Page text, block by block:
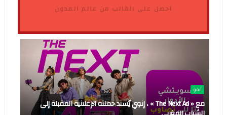
احصل على القالب من عالم المدون
أنفو
مع « The Next Ad » ، إنوي يُسند حملته الإعلانية المقبلة إلى